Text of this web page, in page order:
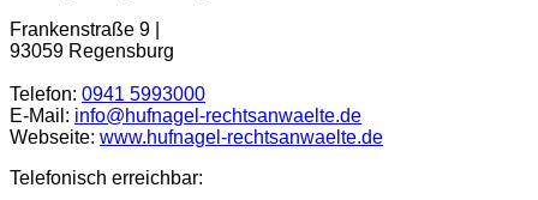
Frankenstraße 9 |
93059 Regensburg
Telefon: 0941 5993000
E-Mail: info@hufnagel-rechtsanwaelte.de
Webseite: www.hufnagel-rechtsanwaelte.de
Telefonisch erreichbar: